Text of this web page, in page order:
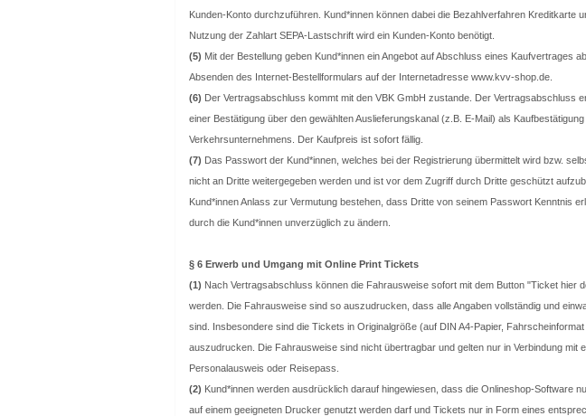
Kunden-Konto durchzuführen. Kund*innen können dabei die Bezahlverfahren Kreditkarte
Nutzung der Zahlart SEPA-Lastschrift wird ein Kunden-Konto benötigt.
(5) Mit der Bestellung geben Kund*innen ein Angebot auf Abschluss eines Kaufvertrages
Absenden des Internet-Bestellformulars auf der Internetadresse www.kvv-shop.de.
(6) Der Vertragsabschluss kommt mit den VBK GmbH zustande. Der Vertragsabschluss
einer Bestätigung über den gewählten Auslieferungskanal (z.B. E-Mail) als
Verkehrsunternehmens. Der Kaufpreis ist sofort fällig.
(7) Das Passwort der Kund*innen, welches bei der Registrierung übermittelt wird bzw.
nicht an Dritte weitergegeben werden und ist vor dem Zugriff durch Dritte geschützt
Kund*innen Anlass zur Vermutung bestehen, dass Dritte von seinem Passwort Kenntnis
durch die Kund*innen unverzüglich zu ändern.
§ 6 Erwerb und Umgang mit Online Print Tickets
(1) Nach Vertragsabschluss können die Fahrausweise sofort mit dem Button "Ticket hier
werden. Die Fahrausweise sind so auszudrucken, dass alle Angaben vollständig und
sind. Insbesondere sind die Tickets in Originalgröße (auf DIN A4-Papier,
auszudrucken. Die Fahrausweise sind nicht übertragbar und gelten nur in Verbindung mit
Personalausweis oder Reisepass.
(2) Kund*innen werden ausdrücklich darauf hingewiesen, dass die Onlineshop-Software
auf einem geeigneten Drucker genutzt werden darf und Tickets nur in Form eines